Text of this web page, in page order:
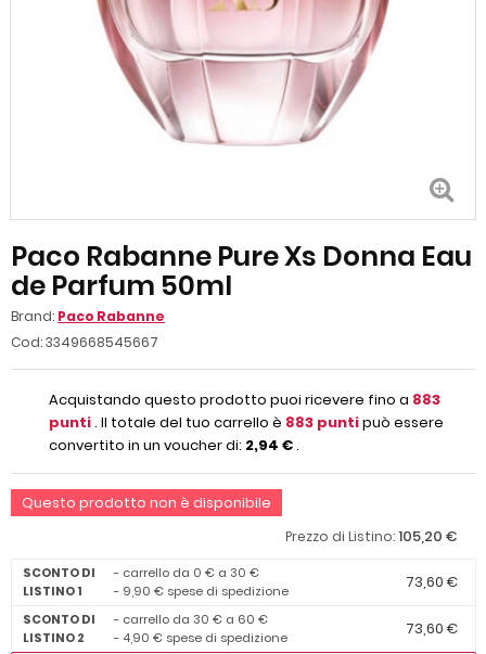
Paco Rabanne Pure Xs Donna Eau
de Parfum 50ml
Brand: Paco Rabanne
Cod:3349668545667
Acquistando questo prodotto puoi ricevere fino a 883
punti. Il totale del tuo carrello è 883 puntipuò essere
convertito in un voucher di: 2,94 €.
Questo prodotto non è disponibile
Prezzo di Listino:105,20 €
SCONTO DI
LISTINO 1
- carrello da 0 € a 30 €
- 9,90 € spese di spedizione
73,60 €
SCONTO DI
LISTINO 2
- carrello da 30 € a 60 €
- 4,90 € spese di spedizione
73,60 €